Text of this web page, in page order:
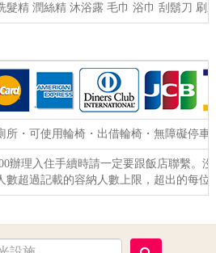
髮精 潤絲精 沐浴露 毛巾 浴巾 刮鬍刀 刷
所・可使用輪椅・出借輪椅・無障礙停
辦理入住手續時請一定要跟飯店聯繫。
數超過記載的容納人數上限，超出的每位